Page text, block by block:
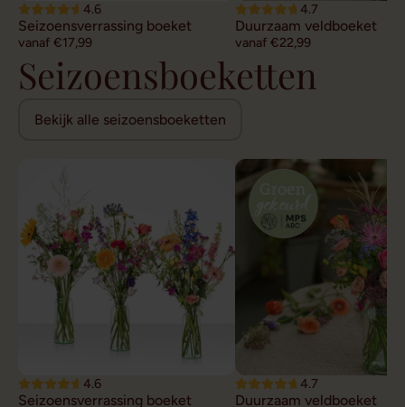
4.6
Seizoensverrassing boeket
vanaf €17,99
4.7
Duurzaam veldboeket
vanaf €22,99
Seizoensboeketten
Bekijk alle seizoensboeketten
4.6
Seizoensverrassing boeket
4.7
Duurzaam veldboeket